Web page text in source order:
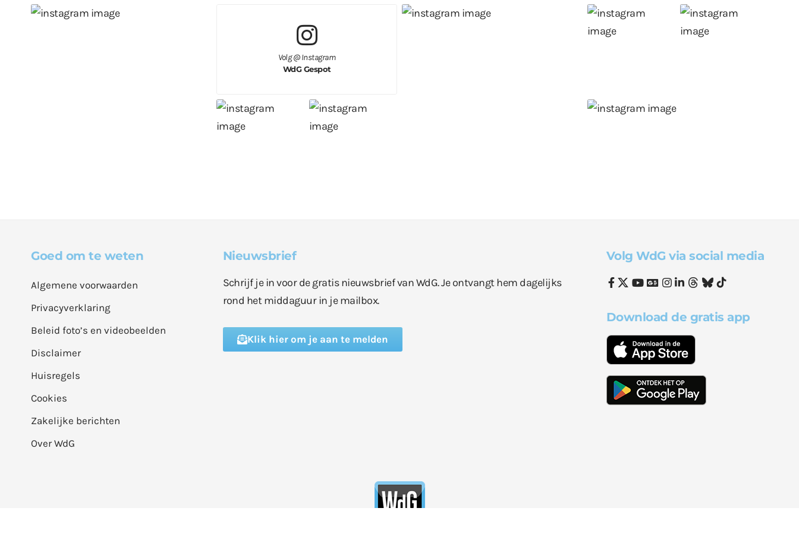
Volg @ Instagram
WdG Gespot
Goed om te weten
Algemene voorwaarden
Privacyverklaring
Beleid foto’s en videobeelden
Disclaimer
Huisregels
Cookies
Zakelijke berichten
Over WdG
Nieuwsbrief
Schrijf je in voor de gratis nieuwsbrief van WdG. Je ontvangt hem dagelijks
rond het middaguur in je mailbox.
Klik hier om je aan te melden
Volg WdG via social media
Download de gratis app